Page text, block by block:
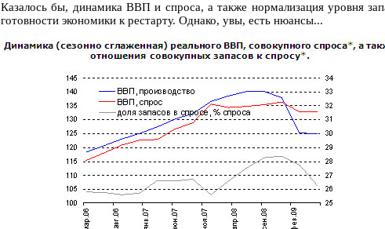
Казалось бы, динамика ВВП и спроса, а также нормализация уровня
готовности экономики к рестарту. Однако, увы, есть нюансы...